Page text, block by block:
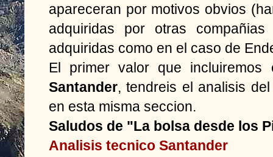
apareceran por motivos obvios
adquiridas por otras
adquiridas como en el caso de
El primer valor que
Santander, tendreis el analisis
en esta misma seccion.
Saludos de "La bolsa desde los
Analisis tecnico Santander